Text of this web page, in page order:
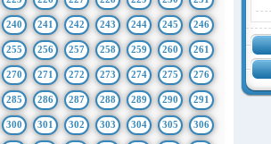
240 241 242 243 244 245 246
255 256 257 258 259 260 261
270 271 272 273 274 275 276
285 286 287 288 289 290 291
300 301 302 303 304 305 306